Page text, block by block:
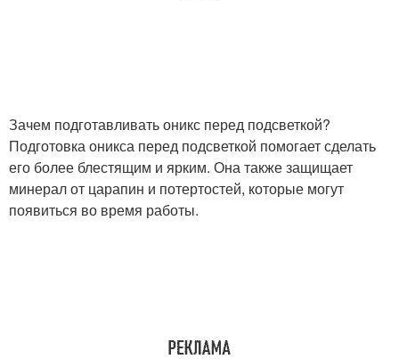
Зачем подготавливать оникс перед подсветкой?
Подготовка оникса перед подсветкой помогает сделать
его более блестящим и ярким. Она также защищает
минерал от царапин и потертостей, которые могут
появиться во время работы.